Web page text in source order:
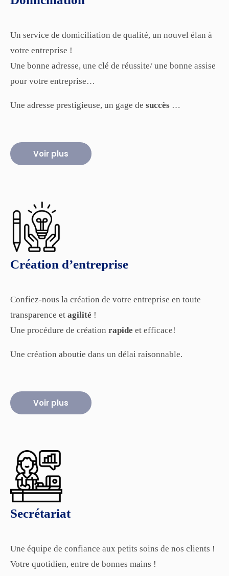
Un service de domiciliation de qualité, un nouvel élan à
votre entreprise !
Une bonne adresse, une clé de réussite/ une bonne assise
pour votre entreprise…
Une adresse prestigieuse, un gage de succès …
Voir plus
Création d’entreprise
Confiez-nous la création de votre entreprise en toute
transparence et agilité !
Une procédure de création rapide et efficace!
Une création aboutie dans un délai raisonnable.
Voir plus
Secrétariat
Une équipe de confiance aux petits soins de nos clients !
Votre quotidien, entre de bonnes mains !